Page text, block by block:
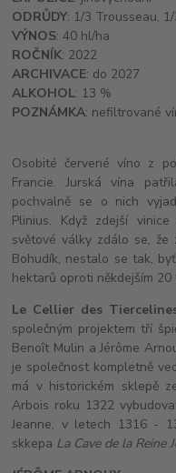
ODRŮDY: 1/3 Trousseau,
VÝNOS: 40 hl/ha
ROČNÍK: 2022
ARCHIVACE: do 2027
ALKOHOL: 13 %
POZNÁMKA: nefiltrované
Osobité červené víno z
Francie. Jurská vína
pochvalně se o nich
Plinius. Když zdejší
světové války zdálo se, že
Bohudík, nestalo se tak,
hektarů oproti někdejším 20
Le Cellier des
společným projektem tří
Benoît Mulin a Jérôme
je společnost kompletně
má v historickém sklepě
Arbois roku 1322
Jeanne, v letech 1316 -
skkepa La Cave de la Reine